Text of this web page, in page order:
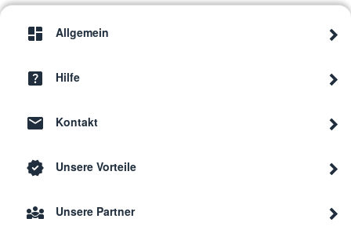
Allgemein
Hilfe
Kontakt
Unsere Vorteile
Unsere Partner